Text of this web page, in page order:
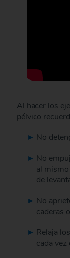
Al hacer los
pélvico
No
No
al
de
No
caderas
Relaja
cada vez